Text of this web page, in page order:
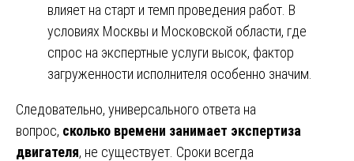
влияет на старт и темп проведения работ. В
условиях Москвы и Московской области, где
спрос на экспертные услуги высок, фактор
загруженности исполнителя особенно значим.
Следовательно, универсального ответа на
вопрос, сколько времени занимает экспертиза
двигателя, не существует. Сроки всегда